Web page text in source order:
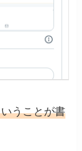
うことが書